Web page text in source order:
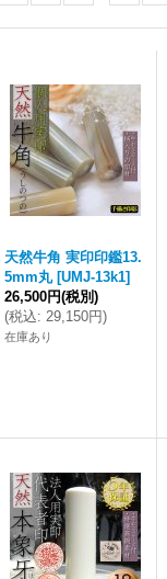
天然牛角 実印印鑑13.
5mm丸 [UMJ-13k1]
26,500円(税別)
(税込: 29,150円)
在庫あり